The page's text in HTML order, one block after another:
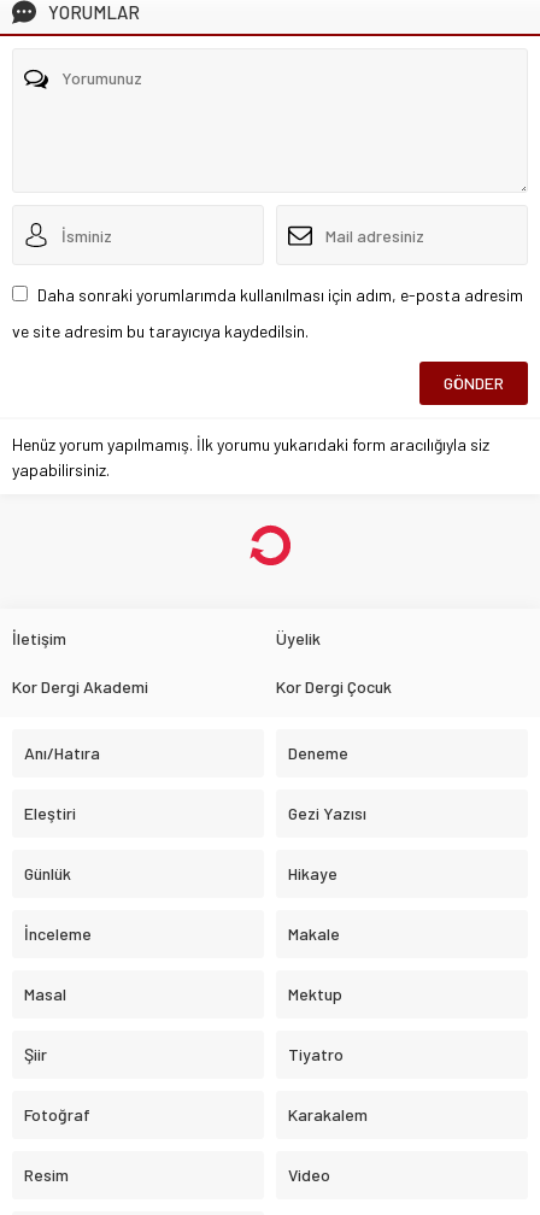
YORUMLAR
Daha sonraki yorumlarımda kullanılması için adım, e-posta adresim
ve site adresim bu tarayıcıya kaydedilsin.
Henüz yorum yapılmamış. İlk yorumu yukarıdaki form aracılığıyla siz
yapabilirsiniz.
İletişim Üyelik
Kor Dergi Akademi Kor Dergi Çocuk
Anı/Hatıra Deneme
Eleştiri Gezi Yazısı
Günlük Hikaye
İnceleme Makale
Masal Mektup
Şiir Tiyatro
Fotoğraf Karakalem
Resim Video